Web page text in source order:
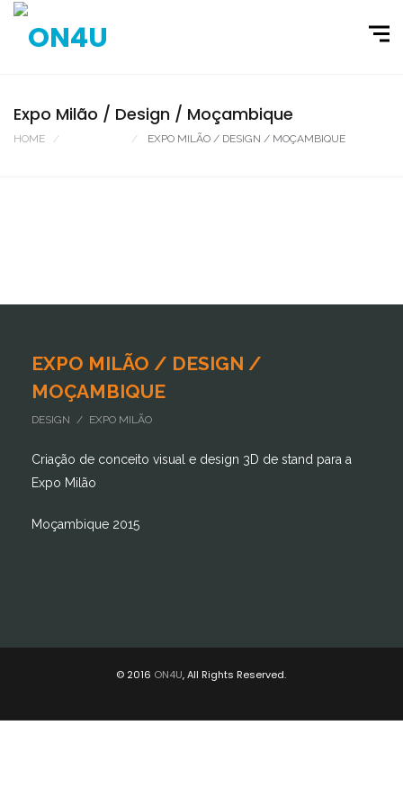
Expo Milão / Design / Moçambique
HOME EXPO MILÃO / DESIGN / MOÇAMBIQUE
EXPO MILÃO / DESIGN /
MOÇAMBIQUE
DESIGN / EXPO MILÃO
Criação de conceito visual e design 3D de stand para a
Expo Milão
Moçambique 2015
© 2016 ON4U, All Rights Reserved.